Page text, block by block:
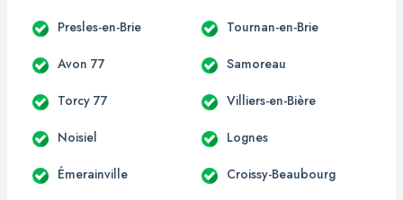
Presles-en-Brie Tournan-en-Brie
Avon 77 Samoreau
Torcy 77 Villiers-en-Bière
Noisiel Lognes
Émerainville Croissy-Beaubourg